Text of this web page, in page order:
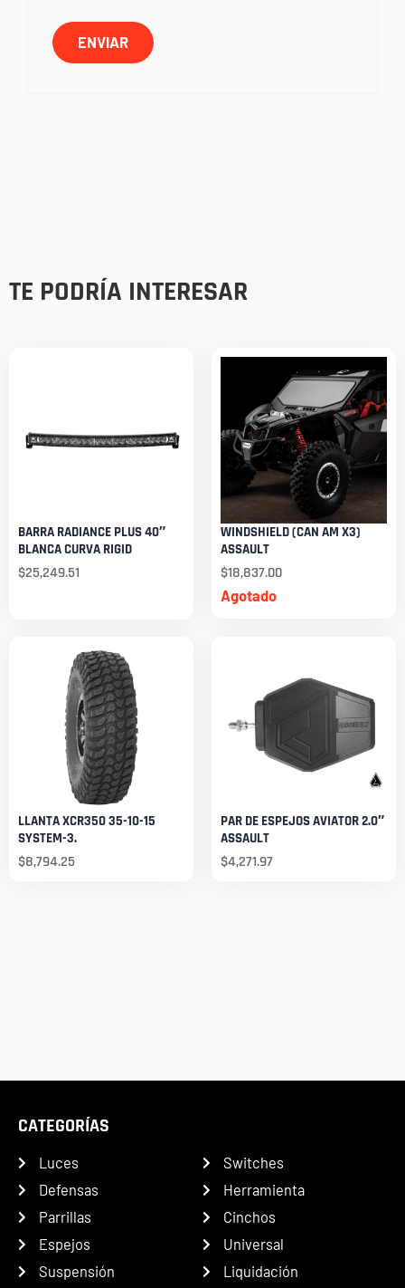
TE PODRÍA INTERESAR
BARRA RADIANCE PLUS 40″
BLANCA CURVA RIGID
$25,249.51
Agotado
WINDSHIELD (CAN AM X3)
ASSAULT
$18,837.00
LLANTA XCR350 35-10-15
SYSTEM-3.
$8,794.25
PAR DE ESPEJOS AVIATOR 2.0″
ASSAULT
$4,271.97
CATEGORÍAS
Luces
Defensas
Parrillas
Espejos
Suspensión
Switches
Herramienta
Cinchos
Universal
Liquidación